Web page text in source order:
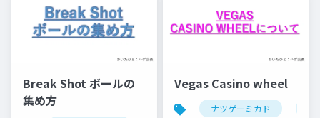
Break Shot ボールの
集め方
Vegas Casino wheel
ナツゲーミカド